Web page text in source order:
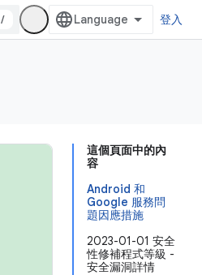
/ 登入
這個頁面中的內
容
Android 和
Google 服務問
題因應措施
2023-01-01 安全
性修補程式等級 -
安全漏洞詳情